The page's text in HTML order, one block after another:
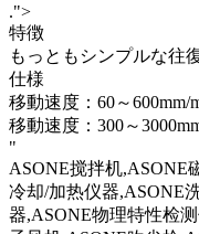
.">
特徴
もっともシンプルな往
仕様
移動速度：60～600mm/
移動速度：300～
"
ASONE搅拌机,ASONE
冷却/加热仪器,ASONE
器,ASONE物理特性检